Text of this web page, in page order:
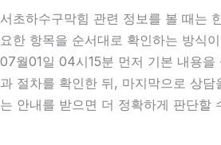
서초하수구막힘 관련 정보를 볼 때는
요한 항목을 순서대로 확인하는 방식
07월01일 04시15분 먼저 기본 내용을
과 절차를 확인한 뒤, 마지막으로 상
는 안내를 받으면 더 정확하게 판단할